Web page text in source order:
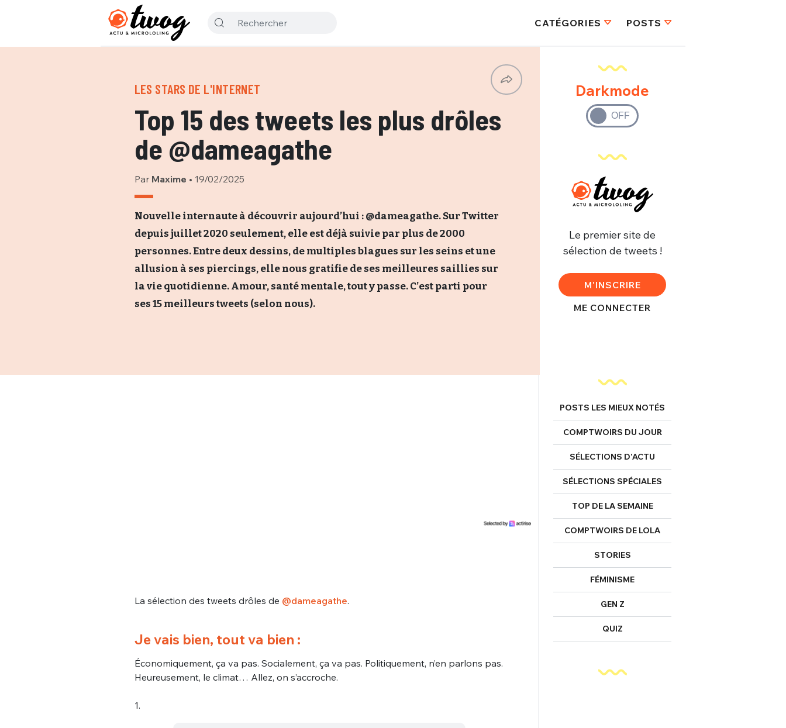
CATÉGORIES POSTS
LES STARS DE L'INTERNET
Top 15 des tweets les plus drôles
de @dameagathe
Par Maxime • 19/02/2025
Nouvelle internaute à découvrir aujourd’hui : @dameagathe. Sur Twitter
depuis juillet 2020 seulement, elle est déjà suivie par plus de 2000
personnes. Entre deux dessins, de multiples blagues sur les seins et une
allusion à ses piercings, elle nous gratifie de ses meilleures saillies sur
la vie quotidienne. Amour, santé mentale, tout y passe. C’est parti pour
ses 15 meilleurs tweets (selon nous).
La sélection des tweets drôles de @dameagathe.
Je vais bien, tout va bien :
Économiquement, ça va pas. Socialement, ça va pas. Politiquement, n’en parlons pas.
Heureusement, le climat… Allez, on s’accroche.
1.
Darkmode
Le premier site de
sélection de tweets !
M'INSCRIRE
ME CONNECTER
POSTS LES MIEUX NOTÉS
COMPTWOIRS DU JOUR
SÉLECTIONS D’ACTU
SÉLECTIONS SPÉCIALES
TOP DE LA SEMAINE
COMPTWOIRS DE LOLA
STORIES
FÉMINISME
GEN Z
QUIZ